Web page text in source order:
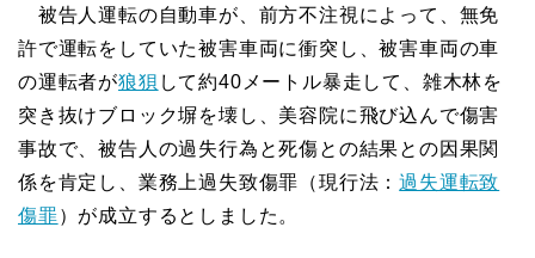
被告人運転の自動車が、前方不注視によって、無免
許で運転をしていた被害車両に衝突し、被害車両の車
の運転者が狼狽 して約40メートル暴走して、雑木林を
突き抜けブロック塀を壊し、美容院に飛び込んで傷害
事故で、被告人の過失行為と死傷との結果との因果関
係を肯定し、業務上過失致傷罪（現行法：過失運転致
傷罪）が成立するとしました。